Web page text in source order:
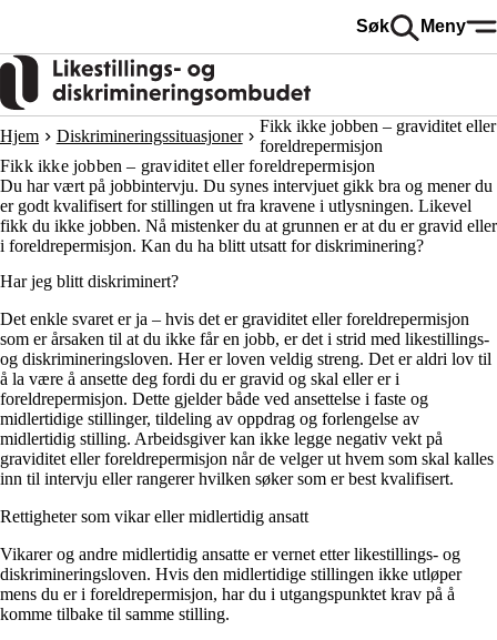
Søk Meny
Hjem Diskrimineringssituasjoner
Fikk ikke jobben – graviditet eller
foreldrepermisjon
Fikk ikke jobben – graviditet eller foreldrepermisjon
Du har vært på jobbintervju. Du synes intervjuet gikk bra og mener du
er godt kvalifisert for stillingen ut fra kravene i utlysningen. Likevel
fikk du ikke jobben. Nå mistenker du at grunnen er at du er gravid eller
i foreldrepermisjon. Kan du ha blitt utsatt for diskriminering?
Har jeg blitt diskriminert?
Det enkle svaret er ja – hvis det er graviditet eller foreldrepermisjon
som er årsaken til at du ikke får en jobb, er det i strid med likestillings-
og diskrimineringsloven. Her er loven veldig streng. Det er aldri lov til
å la være å ansette deg fordi du er gravid og skal eller er i
foreldrepermisjon. Dette gjelder både ved ansettelse i faste og
midlertidige stillinger, tildeling av oppdrag og forlengelse av
midlertidig stilling. Arbeidsgiver kan ikke legge negativ vekt på
graviditet eller foreldrepermisjon når de velger ut hvem som skal kalles
inn til intervju eller rangerer hvilken søker som er best kvalifisert.
Rettigheter som vikar eller midlertidig ansatt
Vikarer og andre midlertidig ansatte er vernet etter likestillings- og
diskrimineringsloven. Hvis den midlertidige stillingen ikke utløper
mens du er i foreldrepermisjon, har du i utgangspunktet krav på å
komme tilbake til samme stilling.